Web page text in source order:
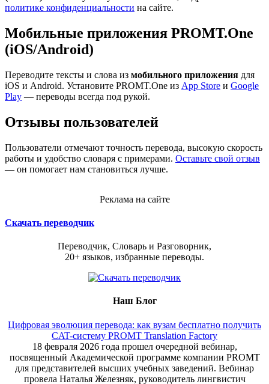
политике конфиденциальности на сайте.
Мобильные приложения PROMT.One
(iOS/Android)
Переводите тексты и слова из мобильного приложения для
iOS и Android. Установите PROMT.One из App Store и Google
Play — переводы всегда под рукой.
Отзывы пользователей
Пользователи отмечают точность перевода, высокую скорость
работы и удобство словаря с примерами. Оставьте свой отзыв
— он помогает нам становиться лучше.
Реклама на сайте
Скачать переводчик
Переводчик, Словарь и Разговорник,
20+ языков, избранные переводы.
Наш Блог
Цифровая эволюция перевода: как вузам бесплатно получить
CAT-систему PROMT Translation Factory
18 февраля 2026 года прошел очередной вебинар,
посвященный Академической программе компании PROMT
для представителей высших учебных заведений. Вебинар
провела Наталья Железняк, руководитель лингвистич